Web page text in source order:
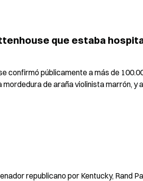
que estaba
confirmó públicamente a más de
de araña violinista marrón, y
republicano por Kentucky, Rand